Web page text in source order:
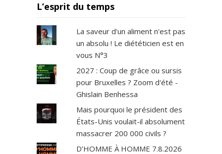
L’esprit du temps
La saveur d'un aliment n'est pas
un absolu ! Le diététicien est en
vous N°3
2027 : Coup de grâce ou sursis
pour Bruxelles ? Zoom d'été -
Ghislain Benhessa
Mais pourquoi le président des
États-Unis voulait-il absolument
massacrer 200 000 civils ?
D’HOMME À HOMME 7.8.2026